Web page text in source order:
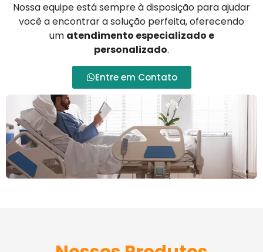
Nossa equipe está sempre à disposição para ajudar
você a encontrar a solução perfeita, oferecendo
um atendimento especializado e
personalizado.
Entre em Contato